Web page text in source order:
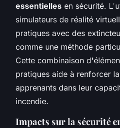
essentielles en sécurité.
simulateurs de réalité
pratiques avec des
comme une méthode
Cette combinaison
pratiques aide à renforcer
apprenants dans leur
incendie.
Impacts sur la sécurité